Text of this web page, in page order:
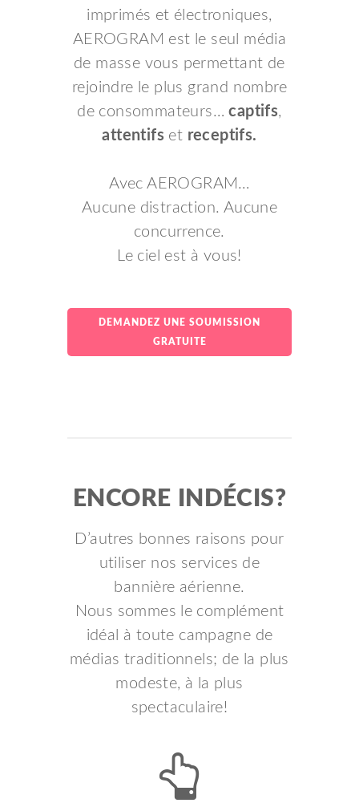
imprimés et électroniques,
AEROGRAM est le seul média
de masse vous permettant de
rejoindre le plus grand nombre
de consommateurs…captifs,
attentifs et receptifs.
Avec AEROGRAM…
Aucune distraction. Aucune
concurrence.
Le ciel est à vous!
DEMANDEZ UNE SOUMISSION
GRATUITE
ENCORE INDÉCIS?
D’autres bonnes raisons pour
utiliser nos services de
bannière aérienne.
Nous sommes le complément
idéal à toute campagne de
médias traditionnels; de la plus
modeste, à la plus
spectaculaire!